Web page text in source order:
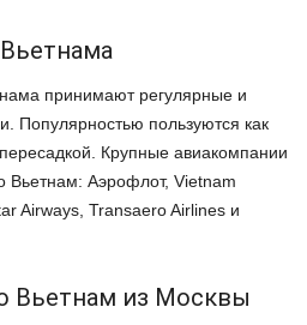
принимают регулярные и
Популярностью пользуются как
Крупные авиакомпании
Аэрофлот, Vietnam
Airways, Transaero Airlines и
Вьетнам из Москвы